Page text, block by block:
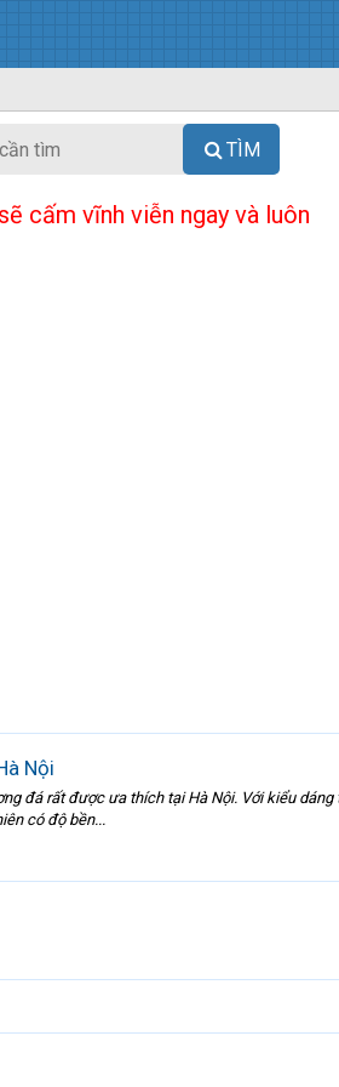
TÌM
cấm vĩnh viễn ngay và luôn
Nội
đá rất được ưa thích tại Hà Nội. Với kiểu
có độ bền...